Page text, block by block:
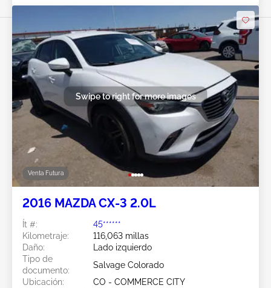
Venta Futura
Swipe to right for more images
2016 MAZDA CX-3 2.0L
Ít #:
45******
Kilometraje:
116,063 millas
Daño:
Lado izquierdo
Tipo de
documento:
Salvage Colorado
Ubicación:
CO - COMMERCE CITY